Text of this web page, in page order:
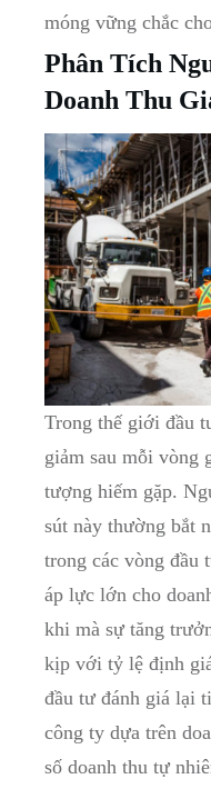
móng vững chắc
Phân Tích
Doanh Thu
Trong thế giới đầu
giảm sau mỗi vòng
tượng hiếm gặp.
sút này thường bắt
trong các vòng đầu
áp lực lớn cho
khi mà sự tăng
kịp với tỷ lệ định
đầu tư đánh giá lại
công ty dựa trên
số doanh thu tự